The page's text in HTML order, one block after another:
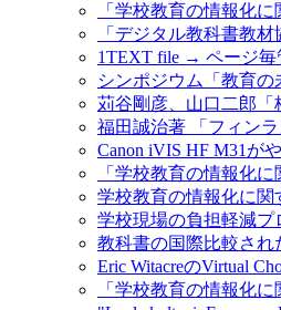
「学校教育の情報化
「デジタル教科書教
1TEXT file → ページ
シンポジウム「教育
苅谷剛彦、山口二郎「
福田誠治著 「フィン
Canon iVIS HF M31が
「学校教育の情報化
学校教育の情報化に関
学校現場の負担軽減
教科書の国際比較され
Eric WitacreのVirtual
「学校教育の情報化